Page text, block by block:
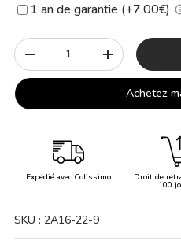
1 an de garantie (+7,00€)
Qté
-
+
Achetez
Expédié avec Colissimo Droit de
100
SKU : 2A16-22-9